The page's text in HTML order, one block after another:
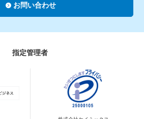
お問い合わせ
指定管理者